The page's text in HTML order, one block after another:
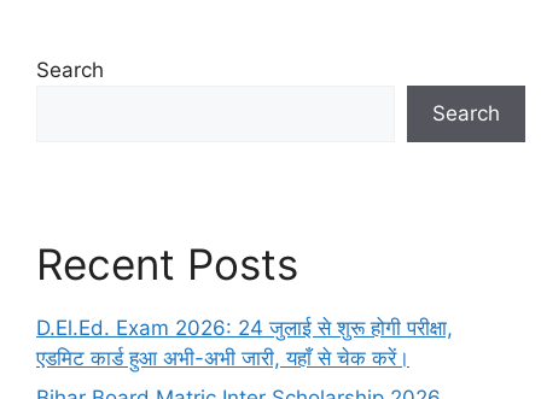
Search
Search
Recent Posts
D.El.Ed. Exam 2026: 24 जुलाई से शुरू होगी परीक्षा,
एडमिट कार्ड हुआ अभी-अभी जारी, यहाँ से चेक करें।